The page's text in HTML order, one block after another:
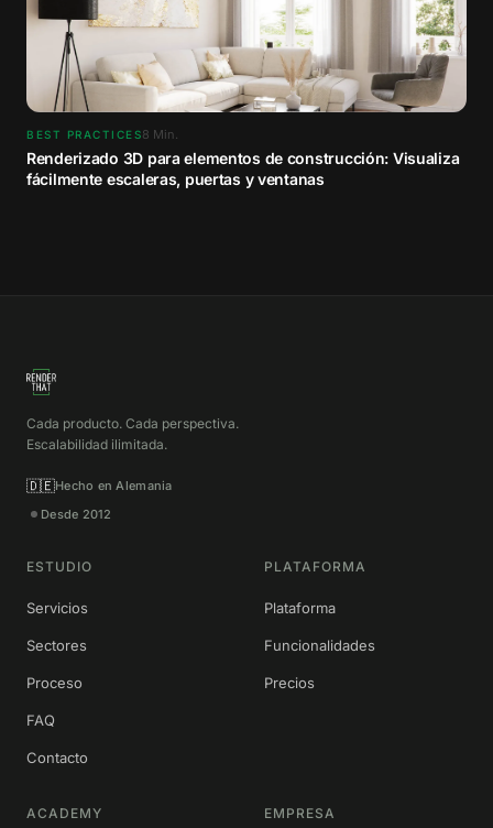
BEST PRACTICES8 Min.
Renderizado 3D para elementos de construcción: Visualiza
fácilmente escaleras, puertas y ventanas
Cada producto. Cada perspectiva.
Escalabilidad ilimitada.
🇩🇪Hecho en Alemania
Desde 2012
ESTUDIO
Servicios
Sectores
Proceso
FAQ
Contacto
PLATAFORMA
Plataforma
Funcionalidades
Precios
ACADEMY EMPRESA